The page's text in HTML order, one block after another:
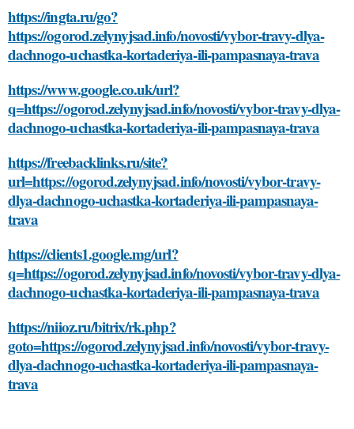
https://ingta.ru/go?
https://ogorod.zelynyjsad.info/novosti/vybor-travy-dlya-
dachnogo-uchastka-kortaderiya-ili-pampasnaya-trava
https://www.google.co.uk/url?
q=https://ogorod.zelynyjsad.info/novosti/vybor-travy-dlya-
dachnogo-uchastka-kortaderiya-ili-pampasnaya-trava
https://freebacklinks.ru/site?
url=https://ogorod.zelynyjsad.info/novosti/vybor-travy-
dlya-dachnogo-uchastka-kortaderiya-ili-pampasnaya-
trava
https://clients1.google.mg/url?
q=https://ogorod.zelynyjsad.info/novosti/vybor-travy-dlya-
dachnogo-uchastka-kortaderiya-ili-pampasnaya-trava
https://niioz.ru/bitrix/rk.php?
goto=https://ogorod.zelynyjsad.info/novosti/vybor-travy-
dlya-dachnogo-uchastka-kortaderiya-ili-pampasnaya-
trava